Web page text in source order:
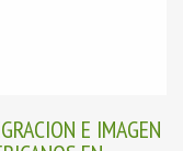
E IMAGEN